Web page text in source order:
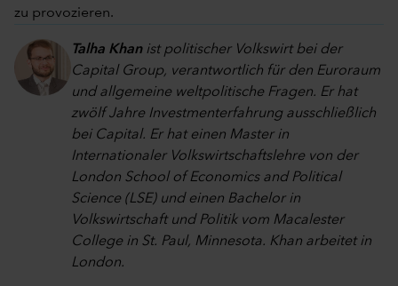
zu provozieren.
Talha Khanist politischer Volkswirt bei der
Capital Group, verantwortlich für den Euroraum
und allgemeine weltpolitische Fragen. Er hat
zwölf Jahre Investmenterfahrung ausschließlich
bei Capital. Er hat einen Master in
Internationaler Volkswirtschaftslehre von der
London School of Economics and Political
Science (LSE) und einen Bachelor in
Volkswirtschaft und Politik vom Macalester
College in St. Paul, Minnesota. Khan arbeitet in
London.